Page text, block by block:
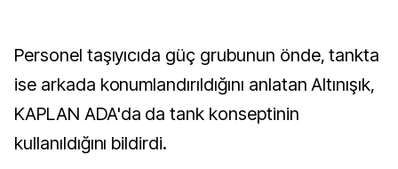
Personel taşıyıcıda güç grubunun önde, tankta
ise arkada konumlandırıldığını anlatan Altınışık,
KAPLAN ADA'da da tank konseptinin
kullanıldığını bildirdi.